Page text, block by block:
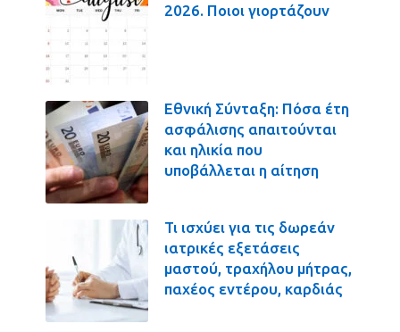
2026. Ποιοι γιορτάζουν
Εθνική Σύνταξη: Πόσα έτη
ασφάλισης απαιτούνται
και ηλικία που
υποβάλλεται η αίτηση
Τι ισχύει για τις δωρεάν
ιατρικές εξετάσεις
μαστού, τραχήλου μήτρας,
παχέος εντέρου, καρδιάς